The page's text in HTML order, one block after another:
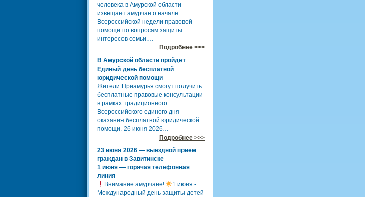
человека в Амурской области
извещает амурчан о начале
Всероссийской недели правовой
помощи по вопросам защиты
интересов семьи.…
Подробнее >>>
В Амурской области пройдет
Единый день бесплатной
юридической помощи
Жители Приамурья смогут получить
бесплатные правовые консультации
в рамках традиционного
Всероссийского единого дня
оказания бесплатной юридической
помощи. 26 июня 2026…
Подробнее >>>
23 июня 2026 — выездной прием
граждан в Завитинске
1 июня — горячая телефонная
линия
Внимание амурчане!
1 июня -
Международный день защиты детей